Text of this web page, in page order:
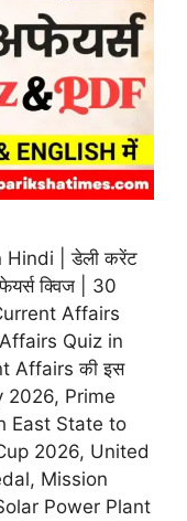
| डेली करेंट
क्विज | 30
Affairs
Quiz in
Affairs की इस
2026, Prime
East State to
2026, United
Mission
Power Plant